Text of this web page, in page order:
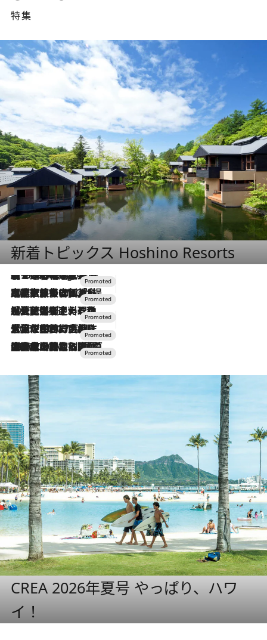
特集
新着トピックス Hoshino Resorts
5 Hours Ago
【トンボの足水浴】ヒノキの香りに包まれて涼感マックス！約13℃の湧水かけ流しを避暑地「星野温泉 トンボの湯」で体験
2026.7.31
【ホテル帰省】という選択肢をOMOが提案。家族とほどよい距離を保つには「昼は実家、夜は気兼ねなくホテルで！」
2026.7.24
【夏限定ディナーコース】旬を迎える稚鮎や花ズッキーニなどをイタリア・トスカーナの郷土料理の手法で満喫！
2026.7.17
「土佐和ハーブかき氷」がOMO7高知に登場！生姜、山椒、大葉など目にも舌にも涼を呼ぶ郷土の味
2026.7.10
NEW OPEN！【界 草津】名湯の地に誕生。趣の異なる2種の温泉と上州ならではの会席・蕎麦割烹など美食を味わう究極の癒やし旅
CREA 2026年夏号 やっぱり、ハワ
イ！